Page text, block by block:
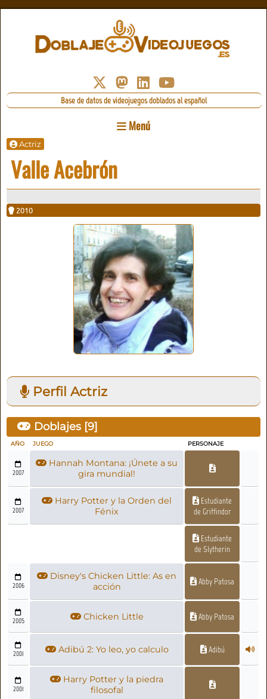
Base de datos de videojuegos doblados al español
Menú
Actriz
Valle Acebrón
2010
Perfil Actriz
Doblajes [9]
AÑO JUEGO PERSONAJE
2007
Hannah Montana: ¡Únete a su
gira mundial!
2007
Harry Potter y la Orden del
Fénix
Estudiante
de Griffindor
Estudiante
de Slytherin
2006
Disney's Chicken Little: As en
acción
Abby Patosa
2005 Chicken Little Abby Patosa
2001 Adibú 2: Yo leo, yo calculo Adibú
2001
Harry Potter y la piedra
filosofal